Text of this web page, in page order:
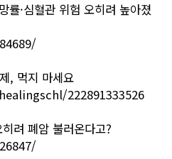
·심혈관 위험 오히려 높아졌
, 먹지 마세요
222891333526
려 폐암 불러온다고?